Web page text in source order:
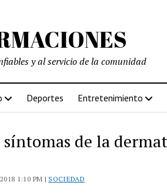
y al servicio de la comunidad
Deportes Entretenimiento
de la
1:10 PM | SOCIEDAD